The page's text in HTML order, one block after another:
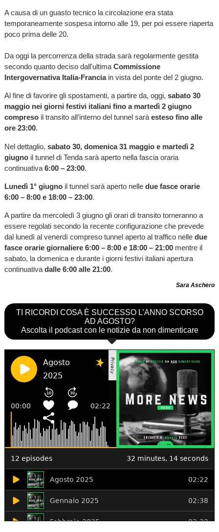
A causa di un guasto tecnico la circolazione era stata
temporaneamente sospesa intorno alle 19, per poi essere riaperta
poco prima delle 20.
Da oggi la percorrenza della strada sarà regolarmente gestita
secondo quanto deciso dall'ultima Commissione
Intergovernativa Italia-Franciain vista del ponte del 2 giugno.
Al fine di favorire gli spostamenti, a partire da, oggi, sabato 30
maggio nei giorni festivi italiani fino a martedì 2 giugno
compreso il transito all’interno del tunnel saràesteso fino alle
ore 23:00.
Nel dettaglio, sabato 30, domenica 31 maggio e martedì 2
giugnoil tunnel di Tenda sarà aperto nella fascia oraria
continuativa 6:00 – 23:00.
Lunedì 1° giugnoil tunnel sarà aperto nelle due fasce orarie
6:00 – 8:00 e 18:00 – 23:00.
A partire da mercoledì 3 giugno gli orari di transito torneranno a
essere regolati secondo la recente configurazione che prevede
dal lunedì al venerdì compreso tunnel aperto al traffico nelle due
fasce orarie giornaliere 6:00 – 8:00 e 18:00 – 21:00mentre il
sabato, la domenica e durante i giorni festivi italiani apertura
continuativa dalle 6:00 alle 21:00.
Sara Aschero
TI RICORDI COSA È SUCCESSO L’ANNO SCORSO
AD AGOSTO?
Ascolta il podcast con le notizie da non dimenticare